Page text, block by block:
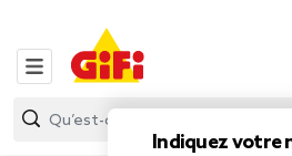
Indiquez votre